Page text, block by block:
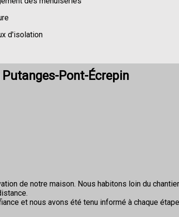
d'isolation
Putanges-Pont-Écrepin
de notre maison. Nous habitons loin du
et nous avons été tenu informé à chaque